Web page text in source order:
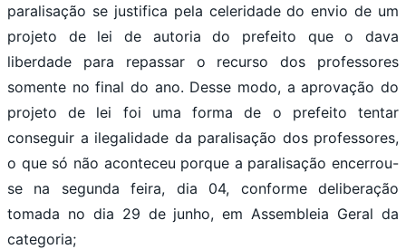
paralisação se justifica pela celeridade do envio de um
projeto de lei de autoria do prefeito que o dava
liberdade para repassar o recurso dos professores
somente no final do ano. Desse modo, a aprovação do
projeto de lei foi uma forma de o prefeito tentar
conseguir a ilegalidade da paralisação dos professores,
o que só não aconteceu porque a paralisação encerrou-
se na segunda feira, dia 04, conforme deliberação
tomada no dia 29 de junho, em Assembleia Geral da
categoria;